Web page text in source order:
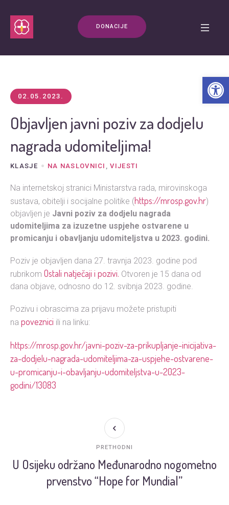
DONACIJE
02.05.2023.
Objavljen javni poziv za dodjelu
nagrada udomiteljima!
KLASJE NA NASLOVNICI ,VIJESTI
Na internetskoj stranici Ministarstva rada, mirovinskoga
sustava, obitelji i socijalne politike (https://mrosp.gov.hr)
objavljen je Javni poziv za dodjelu nagrada
udomiteljima za izuzetne uspjehe ostvarene u
promicanju i obavljanju udomiteljstva u 2023. godini.
Poziv je objavljen dana 27. travnja 2023. godine pod
rubrikom Ostali natječaji i pozivi. Otvoren je 15 dana od
dana objave, odnosno do 12. svibnja 2023. godine.
Pozivu i obrascima za prijavu možete pristupiti
na poveznici ili na linku:
https://mrosp.gov.hr/javni-poziv-za-prikupljanje-inicijativa-
za-dodjelu-nagrada-udomiteljima-za-uspjehe-ostvarene-
u-promicanju-i-obavljanju-udomiteljstva-u-2023-
godini/13083
U Osijeku održano Međunarodno nogometno
prvenstvo “Hope for Mundial”
PRETHODNI